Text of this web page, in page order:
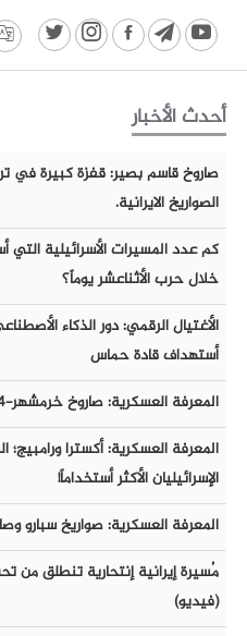
أحدث الأخبار
صاروخ قاسم بصير: قفزة كبيرة في
الصواريخ الايرانية.
كم عدد المسيرات الأسرائيلية التي
خلال حرب الأثناعشر يوماً؟
الأغتيال الرقمي: دور الذكاء
أستهداف قادة حماس
المعرفة العسكرية: صاروخ خرمشهر-٤ الباليستي
المعرفة العسكرية: أكسترا ورامبيج؛
الإسرائيليان الأكثر أستخداماً!
المعرفة العسكرية: صواريخ سبارو
مُسيرة إيرانية إنتحارية تنطلق من
(فيديو)